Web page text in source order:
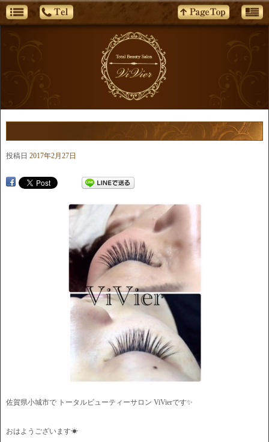
投稿日 2017年2月27日
佐賀県小城市で トータルビューティーサロン ViVierです✨
おはようございます☀